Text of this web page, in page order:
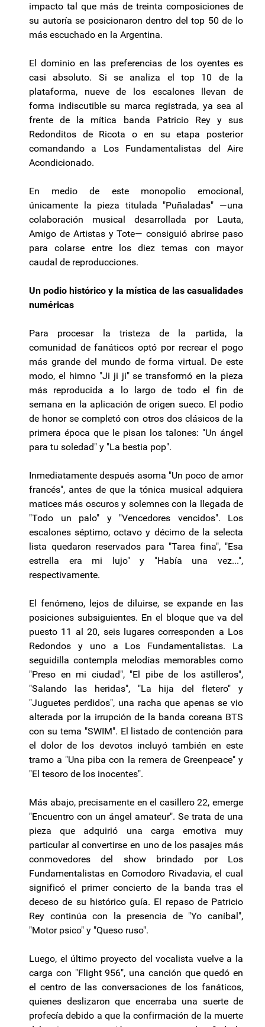
impacto tal que más de treinta composiciones de
su autoría se posicionaron dentro del top 50 de lo
más escuchado en la Argentina.
El dominio en las preferencias de los oyentes es
casi absoluto. Si se analiza el top 10 de la
plataforma, nueve de los escalones llevan de
forma indiscutible su marca registrada, ya sea al
frente de la mítica banda Patricio Rey y sus
Redonditos de Ricota o en su etapa posterior
comandando a Los Fundamentalistas del Aire
Acondicionado.
En medio de este monopolio emocional,
únicamente la pieza titulada "Puñaladas" —una
colaboración musical desarrollada por Lauta,
Amigo de Artistas y Tote— consiguió abrirse paso
para colarse entre los diez temas con mayor
caudal de reproducciones.
Un podio histórico y la mística de las casualidades
numéricas
Para procesar la tristeza de la partida, la
comunidad de fanáticos optó por recrear el pogo
más grande del mundo de forma virtual. De este
modo, el himno "Ji ji ji" se transformó en la pieza
más reproducida a lo largo de todo el fin de
semana en la aplicación de origen sueco. El podio
de honor se completó con otros dos clásicos de la
primera época que le pisan los talones: "Un ángel
para tu soledad" y "La bestia pop".
Inmediatamente después asoma "Un poco de amor
francés", antes de que la tónica musical adquiera
matices más oscuros y solemnes con la llegada de
"Todo un palo" y "Vencedores vencidos". Los
escalones séptimo, octavo y décimo de la selecta
lista quedaron reservados para "Tarea fina", "Esa
estrella era mi lujo" y "Había una vez...",
respectivamente.
El fenómeno, lejos de diluirse, se expande en las
posiciones subsiguientes. En el bloque que va del
puesto 11 al 20, seis lugares corresponden a Los
Redondos y uno a Los Fundamentalistas. La
seguidilla contempla melodías memorables como
"Preso en mi ciudad", "El pibe de los astilleros",
"Salando las heridas", "La hija del fletero" y
"Juguetes perdidos", una racha que apenas se vio
alterada por la irrupción de la banda coreana BTS
con su tema "SWIM". El listado de contención para
el dolor de los devotos incluyó también en este
tramo a "Una piba con la remera de Greenpeace" y
"El tesoro de los inocentes".
Más abajo, precisamente en el casillero 22, emerge
"Encuentro con un ángel amateur". Se trata de una
pieza que adquirió una carga emotiva muy
particular al convertirse en uno de los pasajes más
conmovedores del show brindado por Los
Fundamentalistas en Comodoro Rivadavia, el cual
significó el primer concierto de la banda tras el
deceso de su histórico guía. El repaso de Patricio
Rey continúa con la presencia de "Yo caníbal",
"Motor psico" y "Queso ruso".
Luego, el último proyecto del vocalista vuelve a la
carga con "Flight 956", una canción que quedó en
el centro de las conversaciones de los fanáticos,
quienes deslizaron que encerraba una suerte de
profecía debido a que la confirmación de la muerte